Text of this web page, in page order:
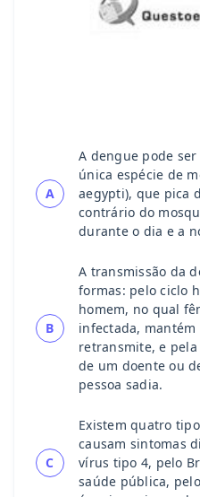
A
A dengue pode
única espécie de
aegypti), que pica
contrário do
durante o dia e a
B
A transmissão da
formas: pelo ciclo
homem, no qual
infectada, mantém
retransmite, e
de um doente ou
pessoa sadia.
C
Existem quatro
causam sintomas
vírus tipo 4, pelo
saúde pública,